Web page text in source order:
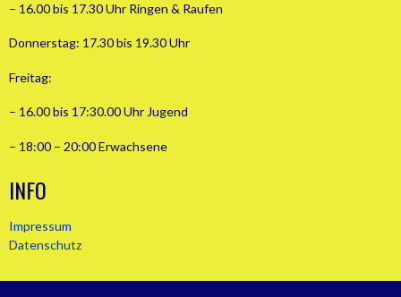
– 16.00 bis 17.30 Uhr Ringen & Raufen
Donnerstag: 17.30 bis 19.30 Uhr
Freitag:
– 16.00 bis 17:30.00 Uhr Jugend
– 18:00 – 20:00 Erwachsene
INFO
Impressum
Datenschutz